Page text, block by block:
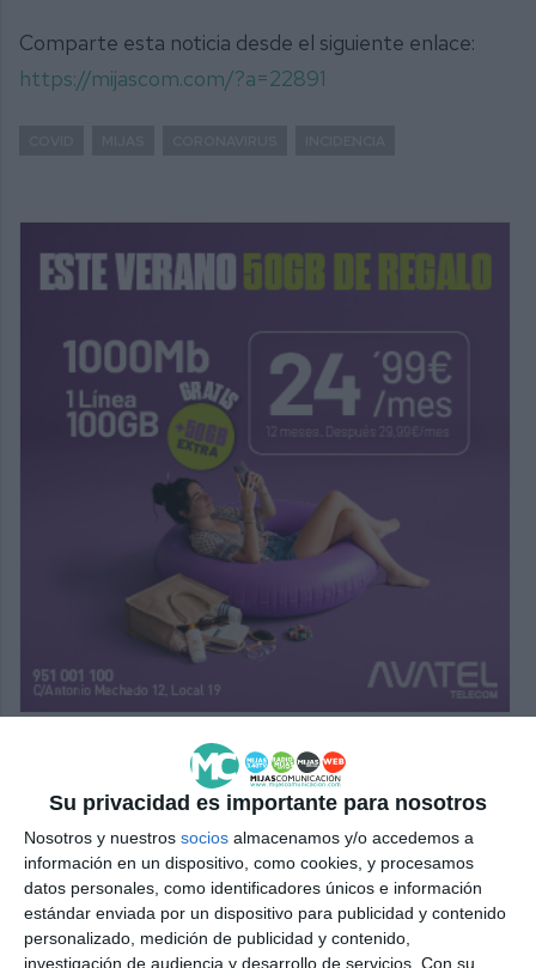
Su privacidad es importante para nosotros
Nosotros y nuestros socios almacenamos y/o accedemos a
información en un dispositivo, como cookies, y procesamos
datos personales, como identificadores únicos e información
estándar enviada por un dispositivo para publicidad y contenido
personalizado, medición de publicidad y contenido,
investigación de audiencia y desarrollo de servicios. Con su
Comparte esta noticia desde el siguiente enlace:
https://mijascom.com/?a=22891